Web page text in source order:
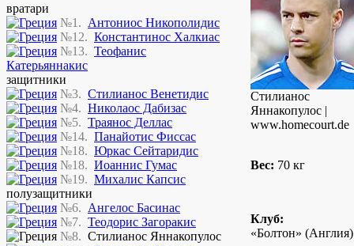
вратари
№1. Антониос Никополидис
№12. Константинос Халкиас
№13. Теофанис
Катерьяннакис
защитники
№3. Стилианос Венетидис
№4. Николаос Дабизас
№5. Траянос Деллас
№14. Панайотис Фиссас
№18. Юркас Сейтаридис
№18. Иоаннис Гумас
№19. Михалис Капсис
полузащитники
№6. Ангелос Басинас
№7. Теодорис Загоракис
№8. Стилианос Яннакопулос
Стилианос
Яннакопулос |
www.homecourt.de
Вес: 70 кг
Клуб:
«Болтон» (Англия)